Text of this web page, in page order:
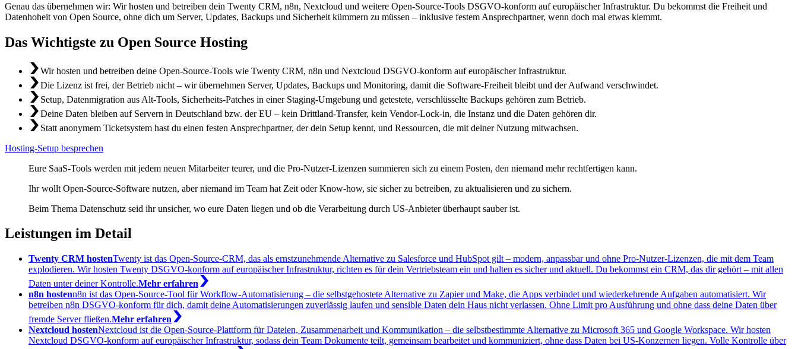
Genau das übernehmen wir: Wir hosten und betreiben dein Twenty CRM, n8n, Nextcloud und weitere Open-Source-Tools DSGVO-konform auf europäischer Infrastruktur. Du bekommst die Freiheit und
Datenhoheit von Open Source, ohne dich um Server, Updates, Backups und Sicherheit kümmern zu müssen – inklusive festem Ansprechpartner, wenn doch mal etwas klemmt.
Das Wichtigste zu Open Source Hosting
Wir hosten und betreiben deine Open-Source-Tools wie Twenty CRM, n8n und Nextcloud DSGVO-konform auf europäischer Infrastruktur.
Die Lizenz ist frei, der Betrieb nicht – wir übernehmen Server, Updates, Backups und Monitoring, damit die Software-Freiheit bleibt und der Aufwand verschwindet.
Setup, Datenmigration aus Alt-Tools, Sicherheits-Patches in einer Staging-Umgebung und getestete, verschlüsselte Backups gehören zum Betrieb.
Deine Daten bleiben auf Servern in Deutschland bzw. der EU – kein Drittland-Transfer, kein Vendor-Lock-in, die Instanz und die Daten gehören dir.
Statt anonymem Ticketsystem hast du einen festen Ansprechpartner, der dein Setup kennt, und Ressourcen, die mit deiner Nutzung mitwachsen.
Hosting-Setup besprechen
Eure SaaS-Tools werden mit jedem neuen Mitarbeiter teurer, und die Pro-Nutzer-Lizenzen summieren sich zu einem Posten, den niemand mehr rechtfertigen kann.
Ihr wollt Open-Source-Software nutzen, aber niemand im Team hat Zeit oder Know-how, sie sicher zu betreiben, zu aktualisieren und zu sichern.
Beim Thema Datenschutz seid ihr unsicher, wo eure Daten liegen und ob die Verarbeitung durch US-Anbieter überhaupt sauber ist.
Leistungen im Detail
Twenty CRM hostenTwenty ist das Open-Source-CRM, das als ernstzunehmende Alternative zu Salesforce und HubSpot gilt – modern, anpassbar und ohne Pro-Nutzer-Lizenzen, die mit dem Team
explodieren. Wir hosten Twenty DSGVO-konform auf europäischer Infrastruktur, richten es für dein Vertriebsteam ein und halten es sicher und aktuell. Du bekommst ein CRM, das dir gehört – mit allen
Daten unter deiner Kontrolle.Mehr erfahren
n8n hostenn8n ist das Open-Source-Tool für Workflow-Automatisierung – die selbstgehostete Alternative zu Zapier und Make, die Apps verbindet und wiederkehrende Aufgaben automatisiert. Wir
betreiben n8n DSGVO-konform für dich, damit deine Automatisierungen zuverlässig laufen und sensible Daten dein Haus nicht verlassen. Ohne Limit pro Ausführung und ohne dass deine Daten über
fremde Server fließen.Mehr erfahren
Nextcloud hostenNextcloud ist die Open-Source-Plattform für Dateien, Zusammenarbeit und Kommunikation – die selbstbestimmte Alternative zu Microsoft 365 und Google Workspace. Wir hosten
Nextcloud DSGVO-konform auf europäischer Infrastruktur, sodass dein Team Dokumente teilt, gemeinsam bearbeitet und kommuniziert, ohne dass Daten bei US-Konzernen liegen. Volle Kontrolle über